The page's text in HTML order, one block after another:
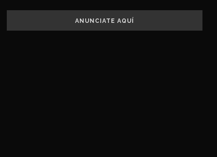
ANUNCIATE AQUÍ